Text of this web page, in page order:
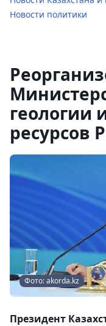
Новости политики
геологии
ресурсов
Фото: akorda.kz
Президент